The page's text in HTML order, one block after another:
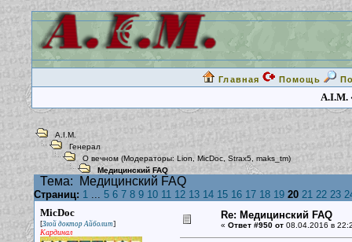
Главная Помощь
A.I.M.
A.I.M.
Генерал
О вечном (Модераторы: Lion, MicDoc, Strax5 maks_tm)
Медицинский FAQ
Тема: Медицинский FAQ
Страниц: 1... 5 6 7 8 9 10 11 12 13 14 15 16 17 18 19 20 21 22 23
MicDoc
[Злой доктор Айболит]
Кардинал
Re: Медицинский FAQ
« Ответ #950 от08.04.2016 в